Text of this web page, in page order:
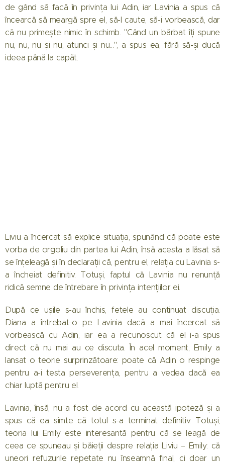
de gând să facă în privința lui Adin, iar Lavinia a spus că
încearcă să meargă spre el, să-l caute, să-i vorbească, dar
că nu primește nimic în schimb. "Când un bărbat îți spune
nu, nu, nu și nu, atunci și nu...", a spus ea, fără să-și ducă
ideea până la capăt.
Liviu a încercat să explice situația, spunând că poate este
vorba de orgoliu din partea lui Adin, însă acesta a lăsat să
se înțeleagă și în declarații că, pentru el, relația cu Lavinia s-
a încheiat definitiv. Totuși, faptul că Lavinia nu renunță
ridică semne de întrebare în privința intențiilor ei.
După ce ușile s-au închis, fetele au continuat discuția.
Diana a întrebat-o pe Lavinia dacă a mai încercat să
vorbească cu Adin, iar ea a recunoscut că el i-a spus
direct că nu mai au ce discuta. În acel moment, Emily a
lansat o teorie surprinzătoare: poate că Adin o respinge
pentru a-i testa perseverența, pentru a vedea dacă ea
chiar luptă pentru el.
Lavinia, însă, nu a fost de acord cu această ipoteză și a
spus că ea simte că totul s-a terminat definitiv. Totuși,
teoria lui Emily este interesantă pentru că se leagă de
ceea ce spuneau și băieții despre relația Liviu – Emily: că
uneori refuzurile repetate nu înseamnă final, ci doar un